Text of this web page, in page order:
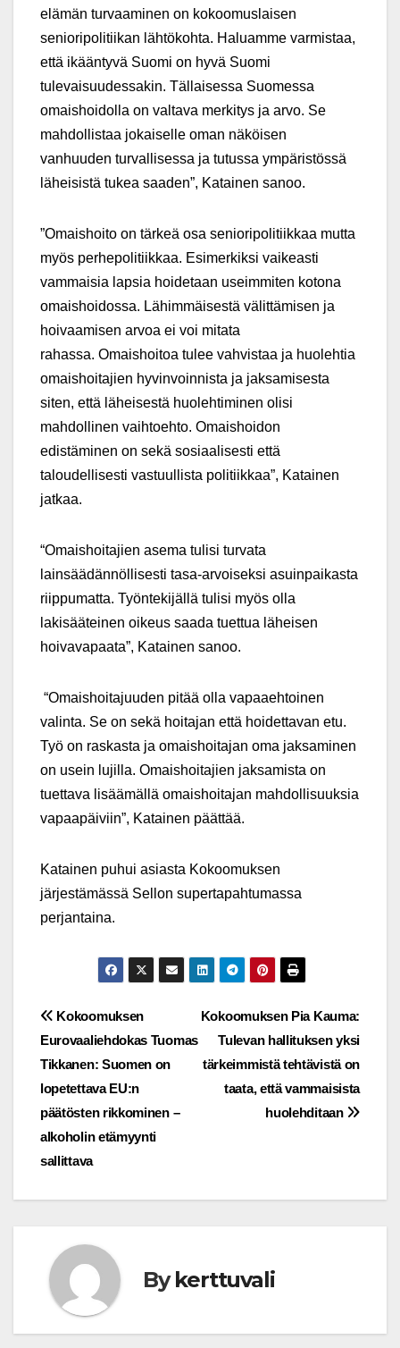
elämän turvaaminen on kokoomuslaisen
senioripolitiikan lähtökohta. Haluamme varmistaa,
että ikääntyvä Suomi on hyvä Suomi
tulevaisuudessakin. Tällaisessa Suomessa
omaishoidolla on valtava merkitys ja arvo. Se
mahdollistaa jokaiselle oman näköisen
vanhuuden turvallisessa ja tutussa ympäristössä
läheisistä tukea saaden”, Katainen sanoo.
”Omaishoito on tärkeä osa senioripolitiikkaa mutta
myös perhepolitiikkaa. Esimerkiksi vaikeasti
vammaisia lapsia hoidetaan useimmiten kotona
omaishoidossa. Lähimmäisestä välittämisen ja
hoivaamisen arvoa ei voi mitata
rahassa. Omaishoitoa tulee vahvistaa ja huolehtia
omaishoitajien hyvinvoinnista ja jaksamisesta
siten, että läheisestä huolehtiminen olisi
mahdollinen vaihtoehto. Omaishoidon
edistäminen on sekä sosiaalisesti että
taloudellisesti vastuullista politiikkaa”, Katainen
jatkaa.
“Omaishoitajien asema tulisi turvata
lainsäädännöllisesti tasa-arvoiseksi asuinpaikasta
riippumatta. Työntekijällä tulisi myös olla
lakisääteinen oikeus saada tuettua läheisen
hoivavapaata”, Katainen sanoo.
“Omaishoitajuuden pitää olla vapaaehtoinen
valinta. Se on sekä hoitajan että hoidettavan etu.
Työ on raskasta ja omaishoitajan oma jaksaminen
on usein lujilla. Omaishoitajien jaksamista on
tuettava lisäämällä omaishoitajan mahdollisuuksia
vapaapäiviin”, Katainen päättää.
Katainen puhui asiasta Kokoomuksen
järjestämässä Sellon supertapahtumassa
perjantaina.
Post
navigation
Kokoomuksen Pia Kauma:
Tulevan hallituksen yksi
tärkeimmistä tehtävistä on
taata, että vammaisista
huolehditaan
Kokoomuksen
Eurovaaliehdokas Tuomas
Tikkanen: Suomen on
lopetettava EU:n
päätösten rikkominen –
alkoholin etämyynti
sallittava
Bykerttuvali